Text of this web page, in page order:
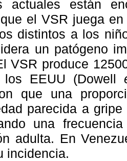
actuales están
el VSR juega
distintos a los
un patógeno
VSR produce
EEUU (Dowell
que una
parecida a
una
adulta. En
incidencia.